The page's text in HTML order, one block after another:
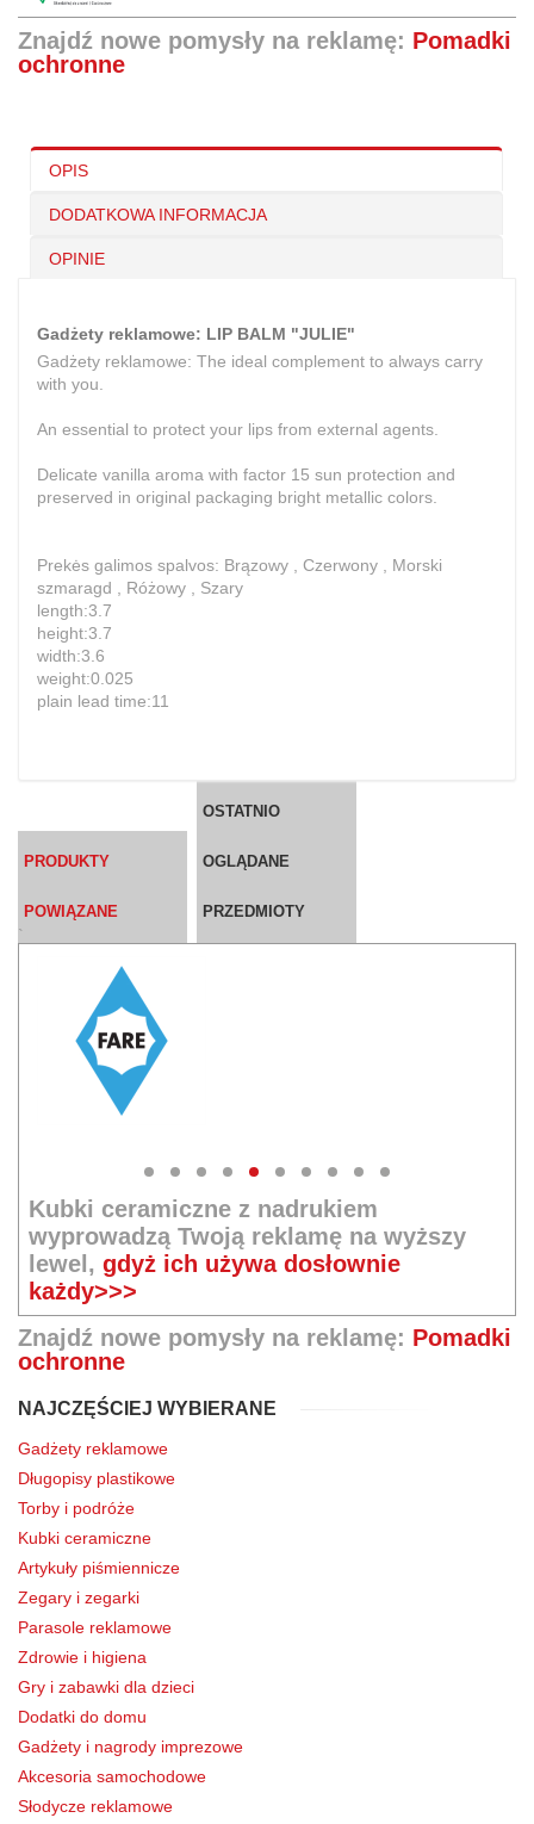
Znajdź nowe pomysły na reklamę: Pomadki
ochronne
OPIS
DODATKOWA INFORMACJA
OPINIE
Gadżety reklamowe: LIP BALM "JULIE"
Gadżety reklamowe: The ideal complement to always carry
with you.
An essential to protect your lips from external agents.
Delicate vanilla aroma with factor 15 sun protection and
preserved in original packaging bright metallic colors.
Prekės galimos spalvos: Brązowy , Czerwony , Morski
szmaragd , Różowy , Szary
length:3.7
height:3.7
width:3.6
weight:0.025
plain lead time:11
PRODUKTY
POWIĄZANE
OSTATNIO
OGLĄDANE
PRZEDMIOTY
`
Kubki ceramiczne z nadrukiem
wyprowadzą Twoją reklamę na wyższy
lewel,gdyż ich używa dosłownie
każdy>>>
Znajdź nowe pomysły na reklamę: Pomadki
ochronne
NAJCZĘŚCIEJ WYBIERANE
Gadżety reklamowe
Długopisy plastikowe
Torby i podróże
Kubki ceramiczne
Artykuły piśmiennicze
Zegary i zegarki
Parasole reklamowe
Zdrowie i higiena
Gry i zabawki dla dzieci
Dodatki do domu
Gadżety i nagrody imprezowe
Akcesoria samochodowe
Słodycze reklamowe